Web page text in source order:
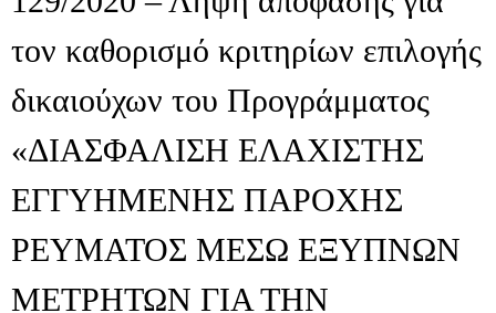
τον καθορισμό κριτηρίων επιλογής
δικαιούχων του Προγράμματος
«ΔΙΑΣΦΑΛΙΣΗ ΕΛΑΧΙΣΤΗΣ
ΕΓΓΥΗΜΕΝΗΣ ΠΑΡΟΧΗΣ
ΡΕΥΜΑΤΟΣ ΜΕΣΩ ΕΞΥΠΝΩΝ
ΜΕΤΡΗΤΩΝ ΓΙΑ ΤΗΝ